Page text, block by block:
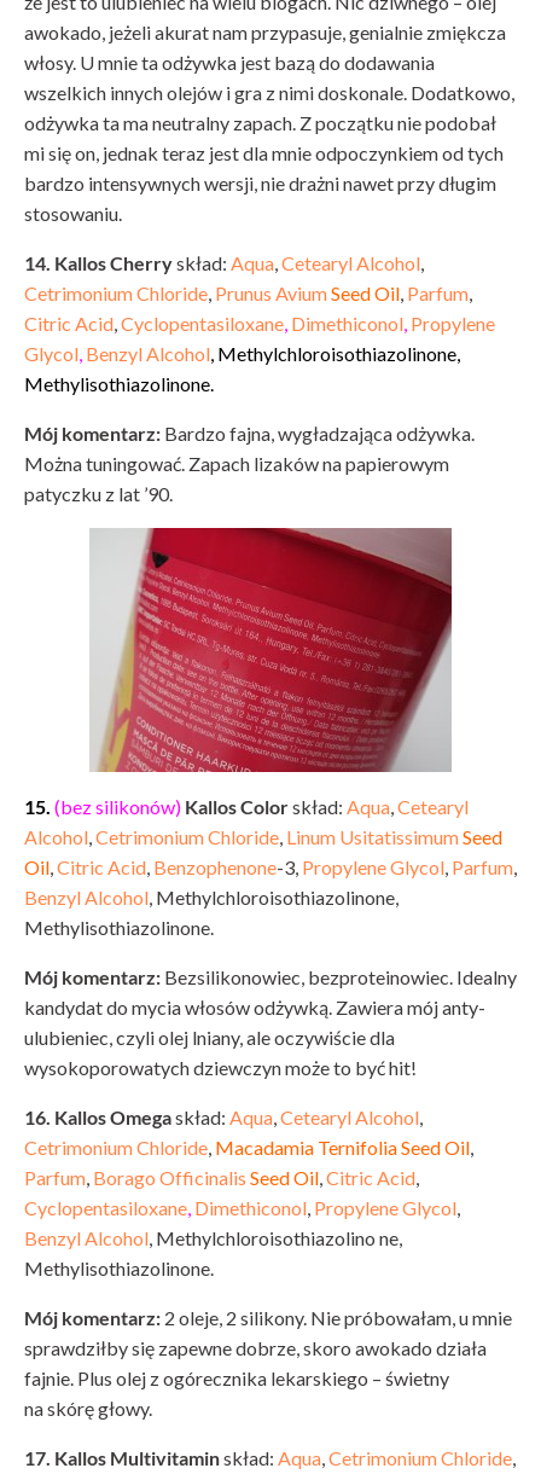
awokado, jeżeli akurat nam przypasuje, genialnie zmiękcza
włosy. U mnie ta odżywka jest bazą do dodawania
wszelkich innych olejów i gra z nimi doskonale. Dodatkowo,
odżywka ta ma neutralny zapach. Z początku nie podobał
mi się on, jednak teraz jest dla mnie odpoczynkiem od tych
bardzo intensywnych wersji, nie drażni nawet przy długim
stosowaniu.
14. Kallos Cherryskład: Aqua Cetearyl Alcohol
Cetrimonium Chloride Prunus AviumSeed Oil Parfum
Citric Acid Cyclopentasiloxane Dimethiconol Propylene
Glycol Benzyl Alcohol , Methylchloroisothiazolinone,
Methylisothiazolinone.
Mój komentarz: Bardzo fajna, wygładzająca odżywka.
Można tuningować. Zapach lizaków na papierowym
patyczku z lat ’90.
15. (bez silikonów) Kallos Colorskład: Aqua Cetearyl
Alcohol Cetrimonium Chloride Linum UsitatissimumSeed
Oil Citric Acid Benzophenone-3, Propylene Glycol Parfum
Benzyl Alcohol , Methylchloroisothiazolinone,
Methylisothiazolinone.
Mój komentarz: Bezsilikonowiec, bezproteinowiec. Idealny
kandydat do mycia włosów odżywką. Zawiera mój anty-
ulubieniec, czyli olej lniany, ale oczywiście dla
wysokoporowatych dziewczyn może to być hit!
16. Kallos Omegaskład: Aqua Cetearyl Alcohol
Cetrimonium Chloride Macadamia Ternifolia Seed Oil
Parfum Borago Officinalis Seed Oil Citric Acid
Cyclopentasiloxane Dimethiconol Propylene Glycol
Benzyl Alcohol , Methylchloroisothiazolino ne,
Methylisothiazolinone.
Mój komentarz: 2 oleje, 2 silikony. Nie próbowałam, u mnie
sprawdziłby się zapewne dobrze, skoro awokado działa
fajnie. Plus olej z ogórecznika lekarskiego – świetny
na skórę głowy.
17. Kallos Multivitaminskład: Aqua Cetrimonium Chloride